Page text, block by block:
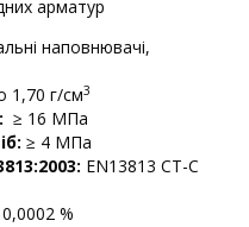
арматур
наповнювачі,
1,70 г/см3
≥ 16 МПа
≥ 4 MПa
EN13813 CТ-C
%